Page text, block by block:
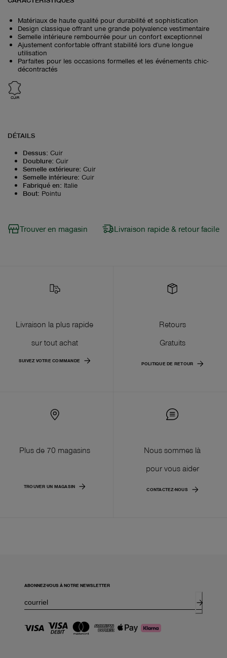
Matériaux de haute qualité pour durabilité et sophistication
Design classique offrant une grande polyvalence vestimentaire
Semelle intérieure rembourrée pour un confort exceptionnel
Ajustement confortable offrant stabilité lors d'une longue
utilisation
Parfaites pour les occasions formelles et les événements chic-
décontractés
CUIR
DÉTAILS
Dessus: Cuir
Doublure: Cuir
Semelle extérieure: Cuir
Semelle intérieure: Cuir
Fabriqué en: Italie
Bout: Pointu
Trouver en magasin Livraison rapide & retour facile
Livraison la plus rapide
sur tout achat
SUIVEZ VOTRE COMMANDE
Retours
Gratuits
POLITIQUE DE RETOUR
Plus de 70 magasins
TROUVER UN MAGASIN
Nous sommes là
pour vous aider
CONTACTEZ-NOUS
ABONNEZ-VOUS À NOTRE NEWSLETTER